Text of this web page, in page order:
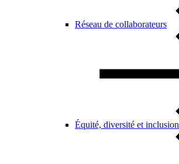
Réseau de collaborateurs
Équité, diversité et inclusion